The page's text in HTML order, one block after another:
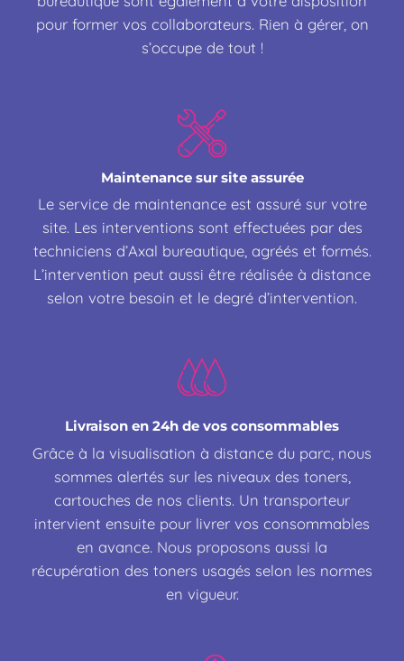
pour former vos collaborateurs. Rien à gérer, on
s’occupe de tout !
Maintenance sur site assurée
Le service de maintenance est assuré sur votre
site. Les interventions sont effectuées par des
techniciens d’Axal bureautique, agréés et formés.
L’intervention peut aussi être réalisée à distance
selon votre besoin et le degré d’intervention.
Livraison en 24h de vos consommables
Grâce à la visualisation à distance du parc, nous
sommes alertés sur les niveaux des toners,
cartouches de nos clients. Un transporteur
intervient ensuite pour livrer vos consommables
en avance. Nous proposons aussi la
récupération des toners usagés selon les normes
en vigueur.